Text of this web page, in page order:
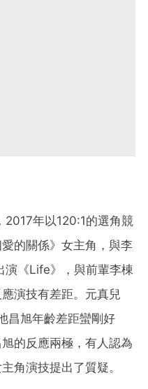
2017年以120:1的選角競
的關係》女主角，與李
演《Life》，與前輩李棟
演技有差距。元真兒
昌旭年齡差距蠻剛好
的反應兩極，有人認為
角演技提出了質疑。